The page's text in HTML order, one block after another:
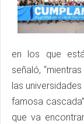
en los que
señaló,
las
famosa
que va